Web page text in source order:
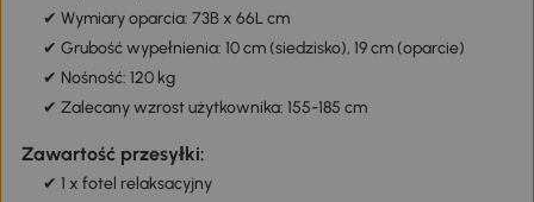
✔ Wymiary oparcia: 73B x 66L cm
✔ Grubość wypełnienia: 10 cm (siedzisko), 19 cm (oparcie)
✔ Nośność: 120 kg
✔ Zalecany wzrost użytkownika: 155-185 cm
Zawartość przesyłki:
✔ 1 x fotel relaksacyjny